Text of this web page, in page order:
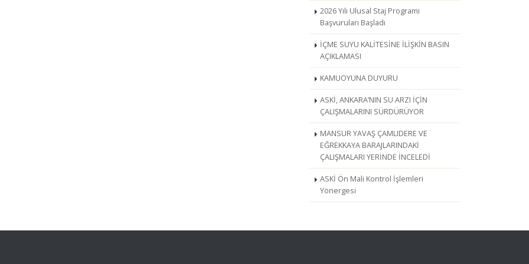
2026 Yılı Ulusal Staj Programı
Başvuruları Başladı
İÇME SUYU KALİTESİNE İLİŞKİN BASIN
AÇIKLAMASI
KAMUOYUNA DUYURU
ASKİ, ANKARA’NIN SU ARZI İÇİN
ÇALIŞMALARINI SÜRDÜRÜYOR
MANSUR YAVAŞ ÇAMLIDERE VE
EĞREKKAYA BARAJLARINDAKİ
ÇALIŞMALARI YERİNDE İNCELEDİ
ASKİ Ön Mali Kontrol İşlemleri
Yönergesi